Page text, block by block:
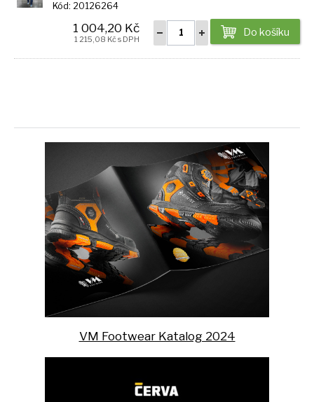
Kód: 20126264
Do košíku
1 004,20 Kč
1 215,08 Kč s DPH
VM Footwear Katalog 2024